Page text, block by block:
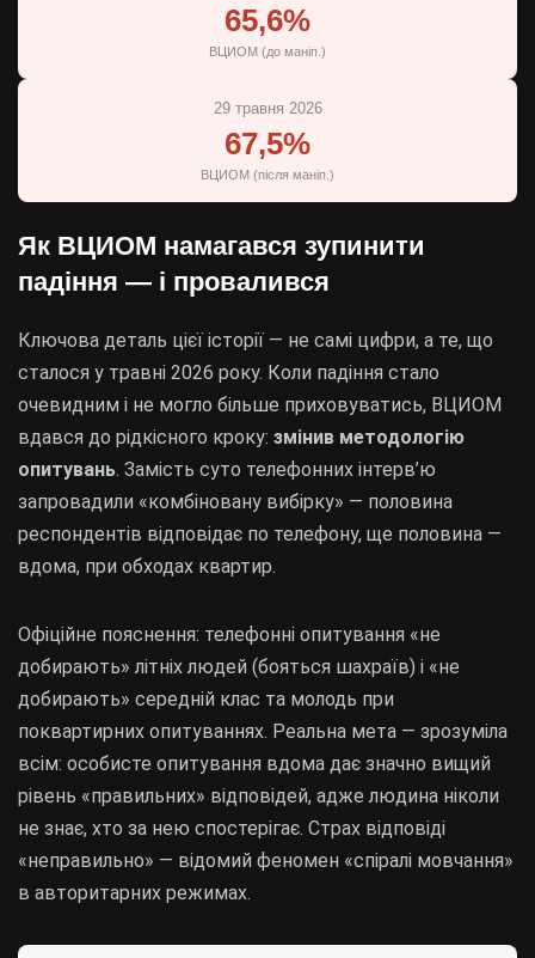
65,6%
ВЦИОМ (до маніп.)
29 травня 2026
67,5%
ВЦИОМ (після маніп.)
Як ВЦИОМ намагався зупинити
падіння — і провалився
Ключова деталь цієї історії — не самі цифри, а те, що
сталося у травні 2026 року. Коли падіння стало
очевидним і не могло більше приховуватись, ВЦИОМ
вдався до рідкісного кроку: змінив методологію
опитувань. Замість суто телефонних інтерв’ю
запровадили «комбіновану вибірку» — половина
респондентів відповідає по телефону, ще половина —
вдома, при обходах квартир.
Офіційне пояснення: телефонні опитування «не
добирають» літніх людей (бояться шахраїв) і «не
добирають» середній клас та молодь при
поквартирних опитуваннях. Реальна мета — зрозуміла
всім: особисте опитування вдома дає значно вищий
рівень «правильних» відповідей, адже людина ніколи
не знає, хто за нею спостерігає. Страх відповіді
«неправильно» — відомий феномен «спіралі мовчання»
в авторитарних режимах.